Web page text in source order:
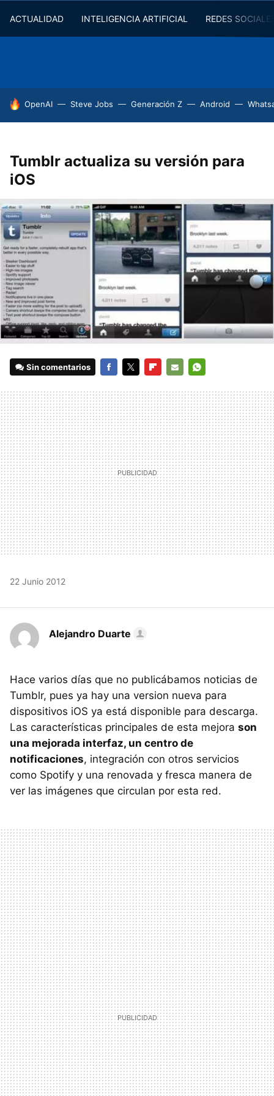
ACTUALIDAD INTELIGENCIA ARTIFICIAL REDES
HOY SE HABLA DE
OpenAI Steve Jobs Generación Z Android
Tumblr actualiza su versión para
iOS
Sin comentarios
MAIL
22 Junio 2012
Alejandro Duarte
Hace varios días que no publicábamos noticias de
Tumblr, pues ya hay una version nueva para
dispositivos iOS ya está disponible para descarga.
Las características principales de esta mejora son
una mejorada interfaz, un centro de
notificaciones, integración con otros servicios
como Spotify y una renovada y fresca manera de
ver las imágenes que circulan por esta red.